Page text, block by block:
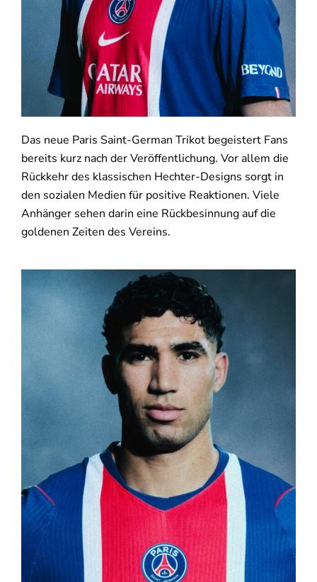
Das neue Paris Saint-German Trikot begeistert Fans
bereits kurz nach der Veröffentlichung. Vor allem die
Rückkehr des klassischen Hechter-Designs sorgt in
den sozialen Medien für positive Reaktionen. Viele
Anhänger sehen darin eine Rückbesinnung auf die
goldenen Zeiten des Vereins.